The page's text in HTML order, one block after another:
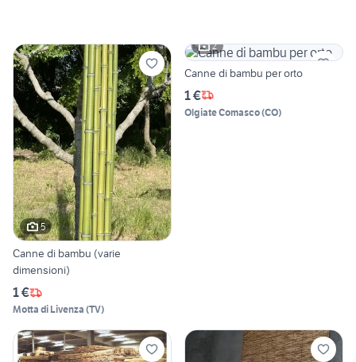
5
Canne di bambu (varie
dimensioni)
1 €
Motta di Livenza (TV)
2
Canne di bambu per orto
1 €
Olgiate Comasco(CO)